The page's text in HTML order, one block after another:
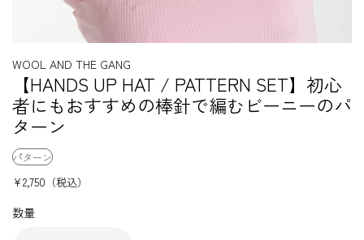
WOOL AND THE GANG
【HANDS UP HAT / PATTERN SET】初心
者にもおすすめの棒針で編むビーニーのパ
ターン
パターン
¥2,750 （税込）
数量